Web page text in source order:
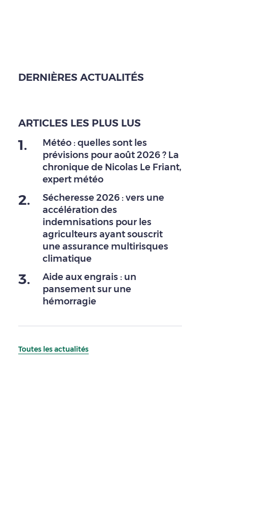
DERNIÈRES ACTUALITÉS
ARTICLES LES PLUS LUS
1.
Météo : quelles sont les
prévisions pour août 2026 ? La
chronique de Nicolas Le Friant,
expert météo
2.
Sécheresse 2026 : vers une
accélération des
indemnisations pour les
agriculteurs ayant souscrit
une assurance multirisques
climatique
3.
Aide aux engrais : un
pansement sur une
hémorragie
Toutes les actualités